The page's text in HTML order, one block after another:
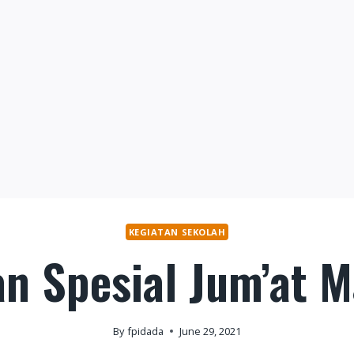
KEGIATAN SEKOLAH
Spesial Jum’at
Byfpidada June 29, 2021